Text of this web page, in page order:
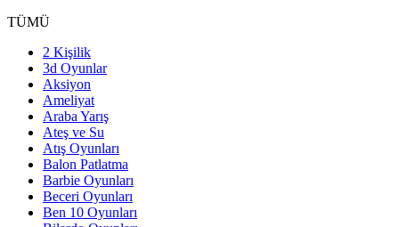
TÜMÜ
2 Kişilik
3d Oyunlar
Aksiyon
Ameliyat
Araba Yarış
Ateş ve Su
Atış Oyunları
Balon Patlatma
Barbie Oyunları
Beceri Oyunları
Ben 10 Oyunları